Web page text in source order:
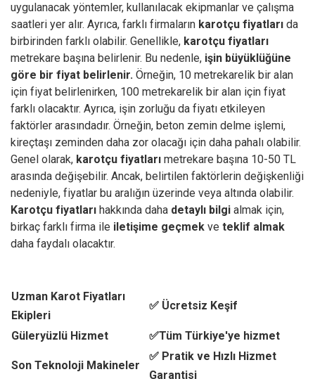
uygulanacak yöntemler, kullanılacak ekipmanlar ve çalışma
saatleri yer alır. Ayrıca, farklı firmaların karotçu fiyatları da
birbirinden farklı olabilir. Genellikle, karotçu fiyatları
metrekare başına belirlenir. Bu nedenle, işin büyüklüğüne
göre bir fiyat belirlenir. Örneğin, 10 metrekarelik bir alan
için fiyat belirlenirken, 100 metrekarelik bir alan için fiyat
farklı olacaktır. Ayrıca, işin zorluğu da fiyatı etkileyen
faktörler arasındadır. Örneğin, beton zemin delme işlemi,
kireçtaşı zeminden daha zor olacağı için daha pahalı olabilir.
Genel olarak, karotçu fiyatları metrekare başına 10-50 TL
arasında değişebilir. Ancak, belirtilen faktörlerin değişkenliği
nedeniyle, fiyatlar bu aralığın üzerinde veya altında olabilir.
Karotçu fiyatları hakkında daha detaylı bilgi almak için,
birkaç farklı firma ile iletişime geçmek ve teklif almak
daha faydalı olacaktır.
Uzman Karot Fiyatları
Ekipleri
✅ Ücretsiz Keşif
Güleryüzlü Hizmet ✅Tüm Türkiye'ye hizmet
Son Teknoloji Makineler
✅ Pratik ve Hızlı Hizmet
Garantisi